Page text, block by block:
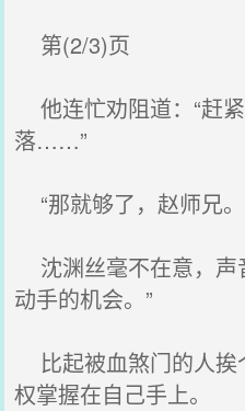
第(2/3)页
他连忙劝阻道：“赶
落……”
“那就够了，赵师兄。
沈渊丝毫不在意，声
动手的机会。”
比起被血煞门的人挨
权掌握在自己手上。